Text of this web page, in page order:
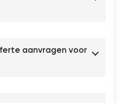
aanvragen voor